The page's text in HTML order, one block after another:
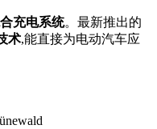
充电系统。最新推出的
术,能直接为电动汽车应